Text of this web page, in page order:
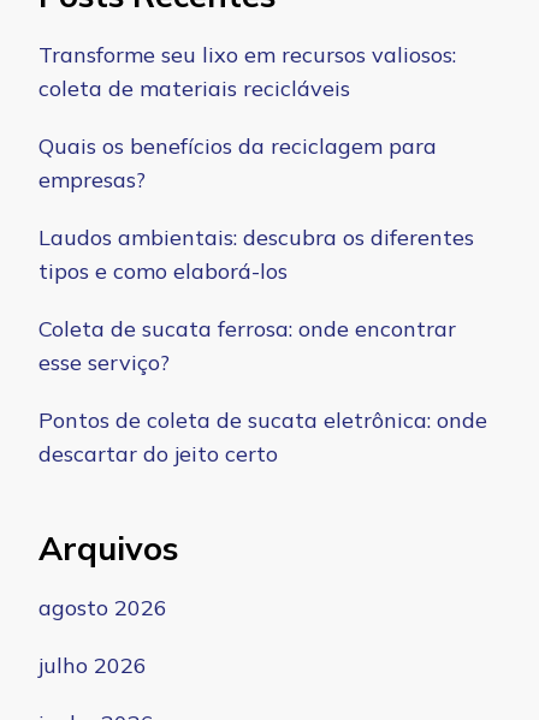
Transforme seu lixo em recursos valiosos:
coleta de materiais recicláveis
Quais os benefícios da reciclagem para
empresas?
Laudos ambientais: descubra os diferentes
tipos e como elaborá-los
Coleta de sucata ferrosa: onde encontrar
esse serviço?
Pontos de coleta de sucata eletrônica: onde
descartar do jeito certo
Arquivos
agosto 2026
julho 2026